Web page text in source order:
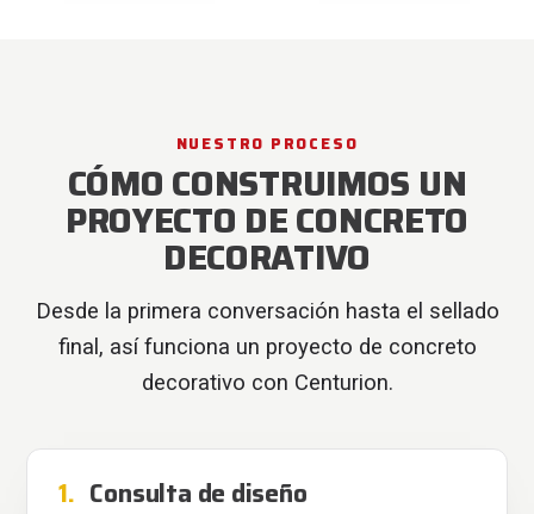
NUESTRO PROCESO
CÓMO CONSTRUIMOS UN
PROYECTO DE CONCRETO
DECORATIVO
Desde la primera conversación hasta el sellado
final, así funciona un proyecto de concreto
decorativo con Centurion.
1. Consulta de diseño